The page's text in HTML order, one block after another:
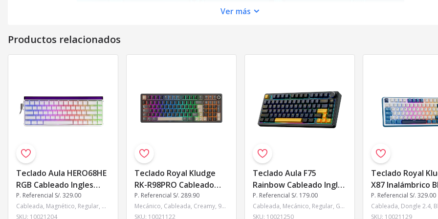
Ver más
Productos relacionados
Teclado Aula HERO68HE
RGB Cableado Ingles
WHITE LIGHT HOUSE -
JADE MAGNETIC SWITCH
P. Referencial S/. 329.00
Cableada, Magnético, Regular, Urano Magnético, 68%, Inglés, Aula, RGB, Blanco Transparente, Si, 8000 Hz, Gasket
SKU: 10021204
Teclado Royal Kludge
RK-R98PRO Cableado
PHANTOM - CREAMY
SWITCH
P. Referencial S/. 289.90
Mecánico, Cableada, Creamy, 96%, Español, Royal Kludge, RGB, Regular, Marrón, Gasket, Si
SKU: 10021122
Teclado Aula F75
Rainbow Cableado Inglés
BLACK/YELLOW - PINK
SWITCH
P. Referencial S/. 179.00
Cableada, Mecánico, Regular, Gasket, Pink, 75%, Inglés, Aula, RGB, Negro y Amarillo
SKU: 10021250
Teclado Royal
X87 Inalámbrico
CREAMY SWITCH
P. Referencial S/. 329.00
SKU: 10021129